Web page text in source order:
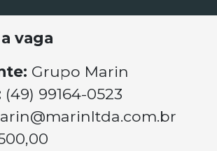
vaga
Grupo Marin
(49) 99164-0523